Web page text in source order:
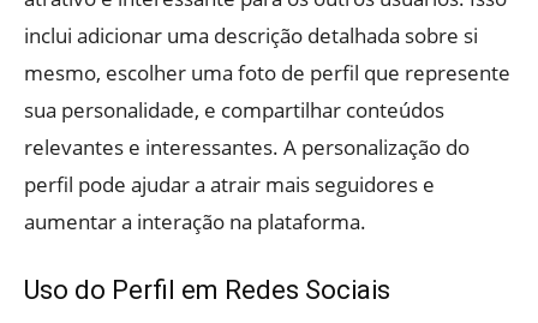
inclui adicionar uma descrição detalhada sobre si
mesmo, escolher uma foto de perfil que represente
sua personalidade, e compartilhar conteúdos
relevantes e interessantes. A personalização do
perfil pode ajudar a atrair mais seguidores e
aumentar a interação na plataforma.
Uso do Perfil em Redes Sociais